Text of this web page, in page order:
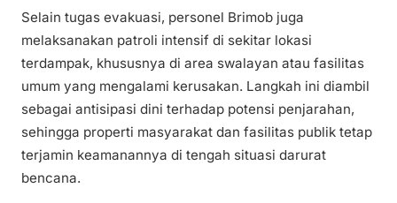
Selain tugas evakuasi, personel Brimob juga
melaksanakan patroli intensif di sekitar lokasi
terdampak, khususnya di area swalayan atau fasilitas
umum yang mengalami kerusakan. Langkah ini diambil
sebagai antisipasi dini terhadap potensi penjarahan,
sehingga properti masyarakat dan fasilitas publik tetap
terjamin keamanannya di tengah situasi darurat
bencana.